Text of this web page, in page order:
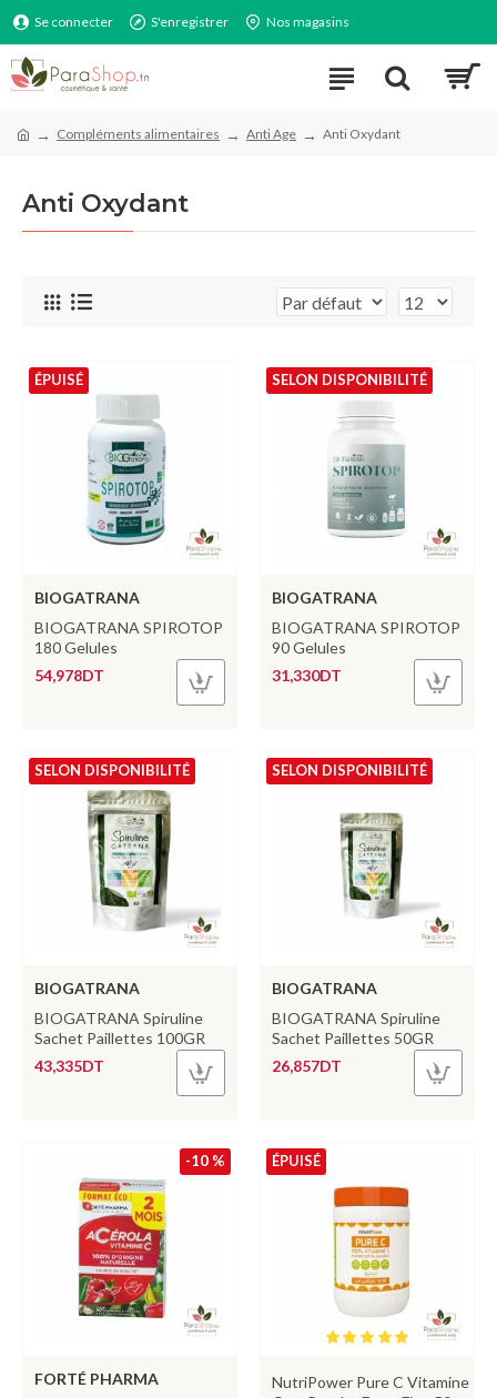
Se connecter S'enregistrer Nos magasins
Compléments alimentaires Anti Age Anti Oxydant
Anti Oxydant
ÉPUISÉ
BIOGATRANA
BIOGATRANA SPIROTOP
180 Gelules
54,978DT
SELON DISPONIBILITÉ
BIOGATRANA
BIOGATRANA SPIROTOP
90 Gelules
31,330DT
SELON DISPONIBILITÉ
BIOGATRANA
BIOGATRANA Spiruline
Sachet Paillettes 100GR
43,335DT
SELON DISPONIBILITÉ
BIOGATRANA
BIOGATRANA Spiruline
Sachet Paillettes 50GR
26,857DT
-10 %
FORTÉ PHARMA
ÉPUISÉ
NutriPower Pure C Vitamine